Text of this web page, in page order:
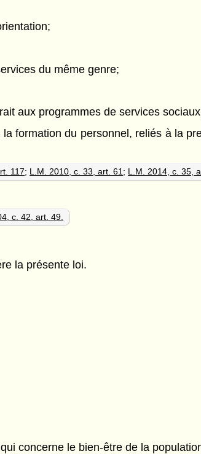
du même genre;
aux programmes de services
formation du personnel, reliés à la
117; L.M. 2010, c. 33, art. 61 ; L.M. 2014, c. 35,
c. 42, art. 49.
la présente loi.
concerne le bien-être de la